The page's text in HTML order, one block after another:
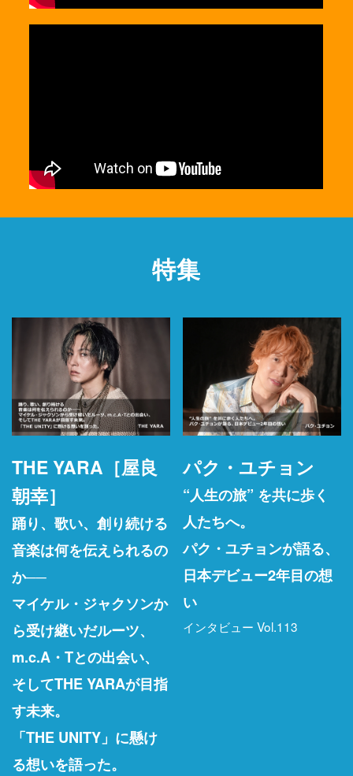
特集
THE YARA［屋良
朝幸］
踊り、歌い、創り続ける
音楽は何を伝えられるの
か──
マイケル・ジャクソンか
ら受け継いだルーツ、
m.c.A・Tとの出会い、
そしてTHE YARAが目指
す未来。
「THE UNITY」に懸け
る想いを語った。
パク・ユチョン
“人生の旅” を共に歩く
人たちへ。
パク・ユチョンが語る、
日本デビュー2年目の想
い
インタビュー Vol.113